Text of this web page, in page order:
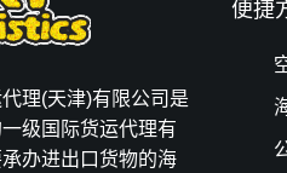
理(天津)有限公司是
级国际货运代理有
办进出口货物的海
便捷